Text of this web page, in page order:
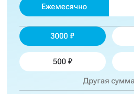
Ежемесячно
3000
500